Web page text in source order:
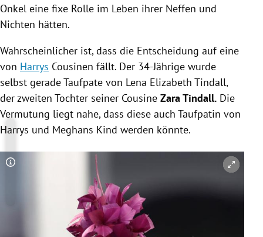
Onkel eine fixe Rolle im Leben ihrer Neffen und
Nichten hätten.
Wahrscheinlicher ist, dass die Entscheidung auf eine
von Harrys Cousinen fällt. Der 34-Jährige wurde
selbst gerade Taufpate von Lena Elizabeth Tindall,
der zweiten Tochter seiner Cousine Zara Tindall. Die
Vermutung liegt nahe, dass diese auch Taufpatin von
Harrys und Meghans Kind werden könnte.
Copyright-Hinweis öffnen/schließen